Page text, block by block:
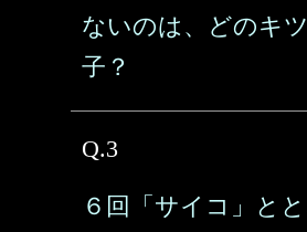
ないのは、どのキ
子？
Q.3
６回「サイコ」と